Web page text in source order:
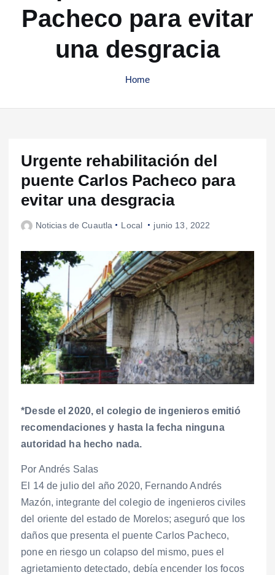
Pacheco para evitar
una desgracia
Home
Urgente rehabilitación del
puente Carlos Pacheco para
evitar una desgracia
Noticias de Cuautla Local junio 13, 2022
*Desde el 2020, el colegio de ingenieros emitió
recomendaciones y hasta la fecha ninguna
autoridad ha hecho nada.
Por Andrés Salas
El 14 de julio del año 2020, Fernando Andrés
Mazón, integrante del colegio de ingenieros civiles
del oriente del estado de Morelos; aseguró que los
daños que presenta el puente Carlos Pacheco,
pone en riesgo un colapso del mismo, pues el
agrietamiento detectado, debía encender los focos